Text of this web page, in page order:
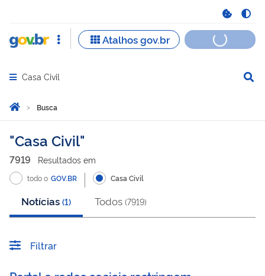
Abrir menu principal de navegação
Casa Civil
Você está aqui:
Página Inicial
Busca
Busca
Casa Civil
7919 Resultados em
todo o GOV.BR Casa Civil
Notícias (1) Todos (7919)
Filtrar